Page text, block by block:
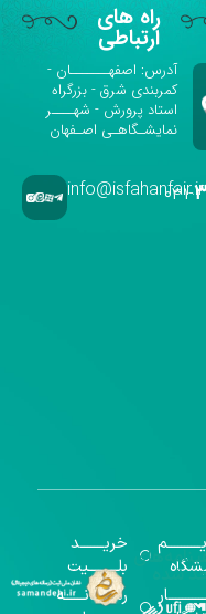
راه های
ارتباطی
آدرس: اصفهـــــــان -
کمربندی شرق - بزرگراه
استاد پرورش - شهــــر
نمایشـگاهـی اصـفهان
۰۳۱-
info@isfahanfair.ir
خریـــــــد
بلـــــــــیت
رســـــانــــــه
شده